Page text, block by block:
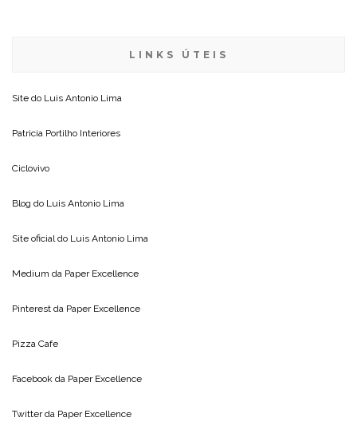
LINKS ÚTEIS
Site do Luis Antonio Lima
Patricia Portilho Interiores
Ciclovivo
Blog do Luis Antonio Lima
Site oficial do Luis Antonio Lima
Medium da Paper Excellence
Pinterest da Paper Excellence
Pizza Cafe
Facebook da Paper Excellence
Twitter da Paper Excellence